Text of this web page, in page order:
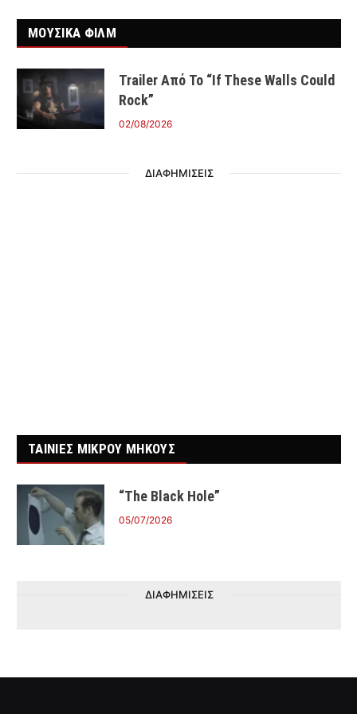
ΜΟΥΣΙΚΑ ΦΙΛΜ
Trailer Από Το “If These Walls Could
Rock”
02/08/2026
ΔΙΑΦΗΜΙΣΕΙΣ
ΤΑΙΝΙΕΣ ΜΙΚΡΟΥ ΜΗΚΟΥΣ
“The Black Hole”
05/07/2026
ΔΙΑΦΗΜΙΣΕΙΣ